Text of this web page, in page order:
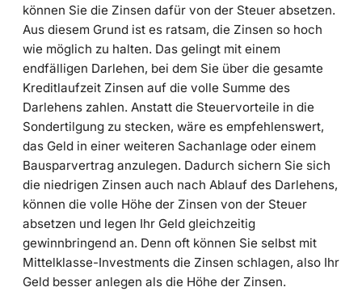
können Sie die Zinsen dafür von der Steuer absetzen.
Aus diesem Grund ist es ratsam, die Zinsen so hoch
wie möglich zu halten. Das gelingt mit einem
endfälligen Darlehen, bei dem Sie über die gesamte
Kreditlaufzeit Zinsen auf die volle Summe des
Darlehens zahlen. Anstatt die Steuervorteile in die
Sondertilgung zu stecken, wäre es empfehlenswert,
das Geld in einer weiteren Sachanlage oder einem
Bausparvertrag anzulegen. Dadurch sichern Sie sich
die niedrigen Zinsen auch nach Ablauf des Darlehens,
können die volle Höhe der Zinsen von der Steuer
absetzen und legen Ihr Geld gleichzeitig
gewinnbringend an. Denn oft können Sie selbst mit
Mittelklasse-Investments die Zinsen schlagen, also Ihr
Geld besser anlegen als die Höhe der Zinsen.